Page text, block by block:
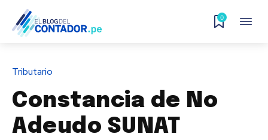
0
Tributario
Constancia de No
Adeudo SUNAT